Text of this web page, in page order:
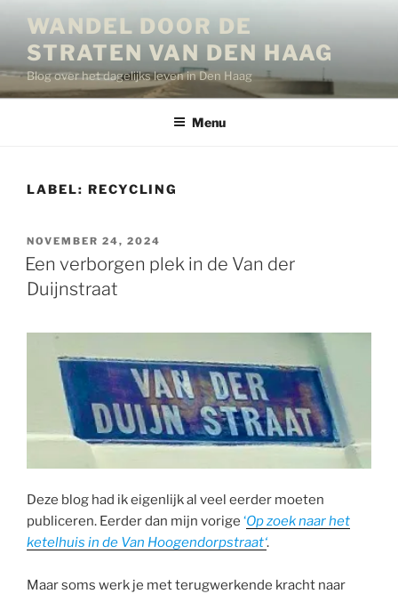
inhoud
WANDEL DOOR DE
STRATEN VAN DEN HAAG
Blog over het dagelijks leven in Den Haag
Menu
LABEL: RECYCLING
GEPLAATST
OP
NOVEMBER 24, 2024
Een verborgen plek in de Van der
Duijnstraat
Deze blog had ik eigenlijk al veel eerder moeten
publiceren. Eerder dan mijn vorige ‘Opzoek naar het
ketelhuis in de Van Hoogendorpstraat‘.
Maar soms werk je met terugwerkende kracht naar